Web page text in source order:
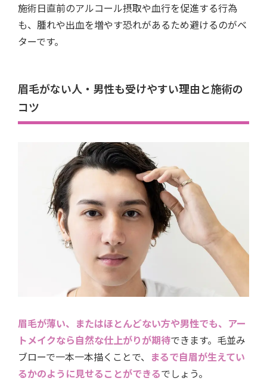
施術日直前のアルコール摂取や血行を促進する行為
も、腫れや出血を増やす恐れがあるため避けるのがベ
ターです。
眉毛がない人・男性も受けやすい理由と施術の
コツ
眉毛が薄い、またはほとんどない方や男性でも、アー
トメイクなら自然な仕上がりが期待できます。毛並み
ブローで一本一本描くことで、 まるで自眉が生えてい
るかのように見せることができるでしょう。